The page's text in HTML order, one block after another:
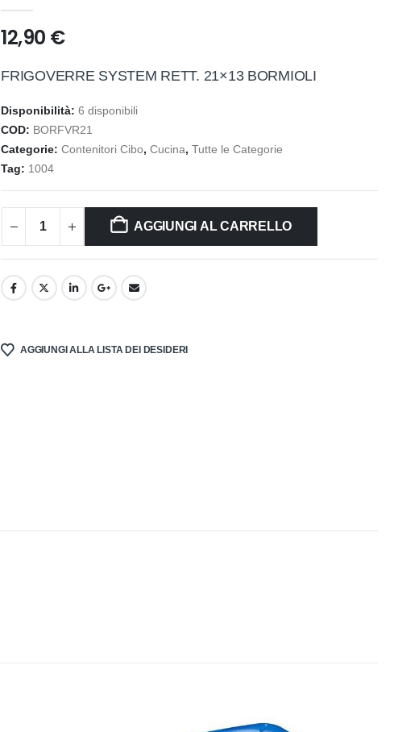
12,90 €
FRIGOVERRE SYSTEM RETT. 21×13 BORMIOLI
Disponibilità:6 disponibili
COD: BORFVR21
Categorie:Contenitori Cibo,Cucina,Tutte le Categorie
Tag: 1004
AGGIUNGI AL CARRELLO
AGGIUNGI ALLA LISTA DEI DESIDERI